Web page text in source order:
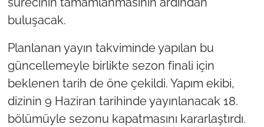
buluşacak.
Planlanan yayın takviminde yapılan bu
güncellemeyle birlikte sezon finali için
beklenen tarih de öne çekildi. Yapım ekibi,
dizinin 9 Haziran tarihinde yayınlanacak 18.
bölümüyle sezonu kapatmasını kararlaştırdı.